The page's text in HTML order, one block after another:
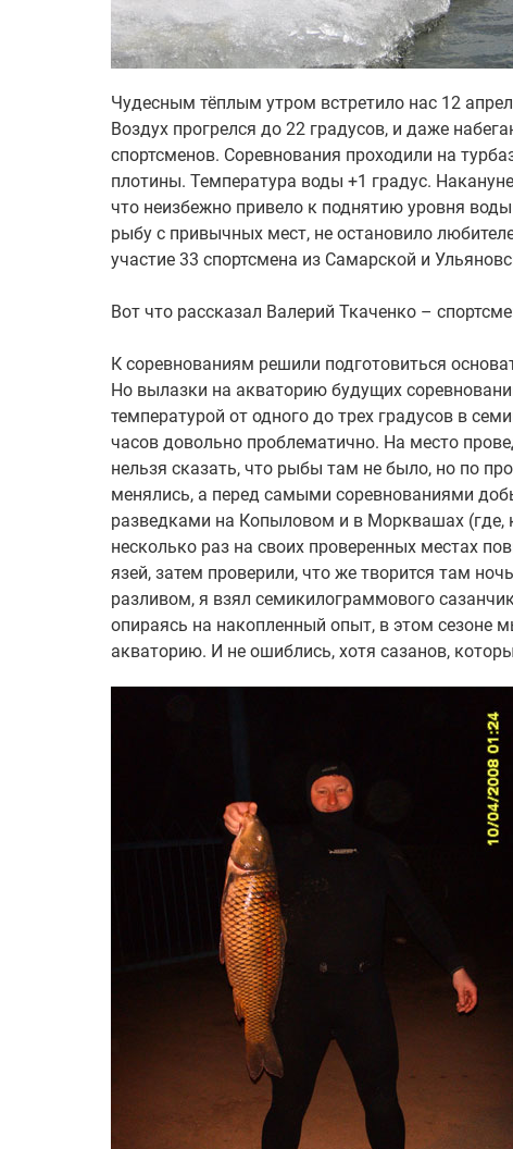
Чудесным тёплым утром встретило нас 12
Воздух прогрелся до 22 градусов, и даже
спортсменов. Соревнования проходили на
плотины. Температура воды +1 градус.
что неизбежно привело к поднятию уровня
рыбу с привычных мест, не остановило
участие 33 спортсмена из Самарской и
Вот что рассказал Валерий Ткаченко –
К соревнованиям решили подготовиться
Но вылазки на акваторию будущих
температурой от одного до трех градусов в
часов довольно проблематично. На место
нельзя сказать, что рыбы там не было, но по
менялись, а перед самыми соревнованиями
разведками на Копыловом и в Морквашах (где,
несколько раз на своих проверенных местах
язей, затем проверили, что же творится там
разливом, я взял семикилограммового
опираясь на накопленный опыт, в этом сезоне
акваторию. И не ошиблись, хотя сазанов,